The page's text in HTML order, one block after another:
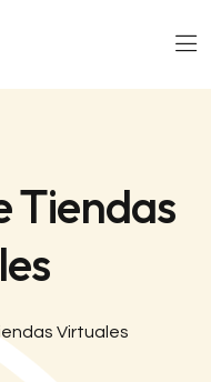
Tiendas
Virtuales